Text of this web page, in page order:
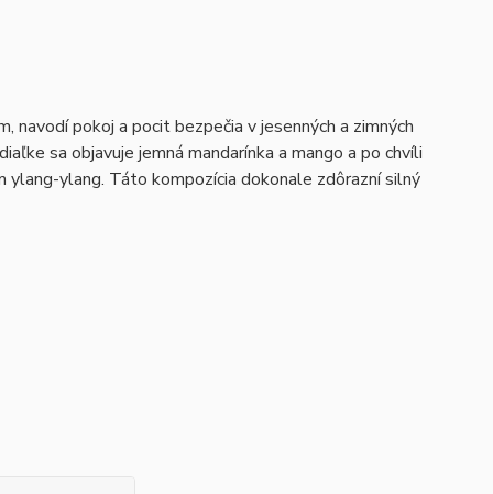
navodí pokoj a pocit bezpečia v jesenných a zimných
sa objavuje jemná mandarínka a mango a po chvíli
ylang. Táto kompozícia dokonale zdôrazní silný